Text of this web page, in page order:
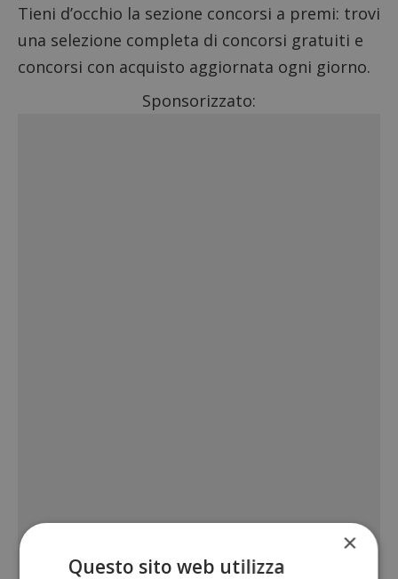
Tieni d’occhio la sezione concorsi a premi: trovi
una selezione completa di concorsi gratuiti e
concorsi con acquisto aggiornata ogni giorno.
Sponsorizzato:
×
Questo sito web utilizza